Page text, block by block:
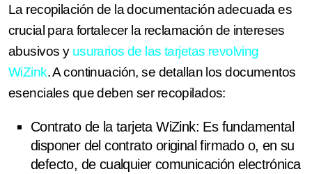
La recopilación de la documentación adecuada es
crucial para fortalecer la reclamación de intereses
abusivos y usurarios de las tarjetas revolving
WiZink. A continuación, se detallan los documentos
esenciales que deben ser recopilados:
Contrato de la tarjeta WiZink: Es fundamental
disponer del contrato original firmado o, en su
defecto, de cualquier comunicación electrónica